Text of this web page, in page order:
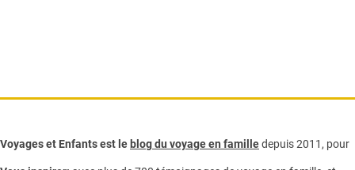
Voyages et Enfants est le blog du voyage en familledepuis 2011, pour